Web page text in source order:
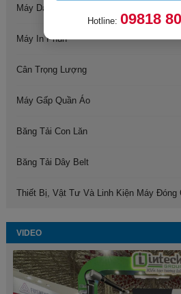
Máy Dán Nhãn
Máy In Phun
Cân Trọng Lượng
Máy Gấp Quần Áo
Băng Tải Con Lăn
Băng Tải Dây Belt
Thiết Bị, Vật Tư Và Linh Kiện Máy Đóng
VIDEO
Hotline: 09818